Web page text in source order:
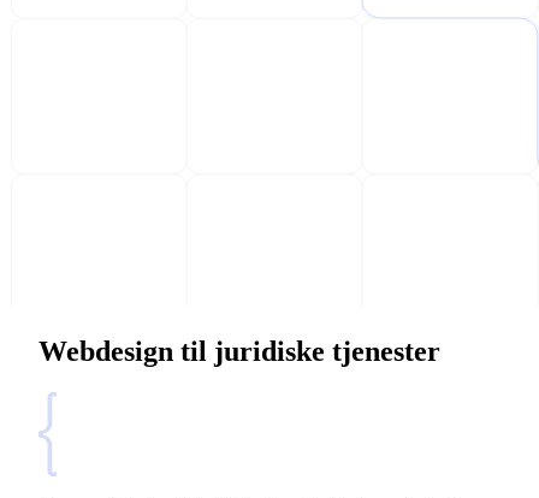
Webdesign til juridiske tjenester